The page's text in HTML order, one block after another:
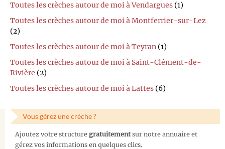
Toutes les crèches autour de moi à Vendargues (1)
Toutes les crèches autour de moi à Montferrier-sur-Lez
(2)
Toutes les crèches autour de moi à Teyran (1)
Toutes les crèches autour de moi à Saint-Clément-de-
Rivière (2)
Toutes les crèches autour de moi à Lattes (6)
Vous gérez une crèche ?
Ajoutez votre structure gratuitementsur notre annuaire et
gérez vos informations en quelques clics.